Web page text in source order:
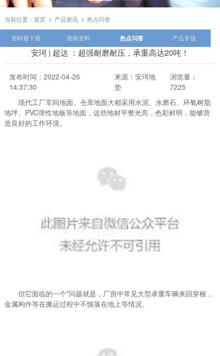
当前位置： 首页 产品资讯 热点问答
资料册下载 视频资料 热点问答 产品专题
安珂 | 超达 ：超强耐磨耐压，承重高达20吨！
发布时间：2022-04-26
14:37:30
来源：安珂地
垫
浏览量：
7225
现代工厂车间地面、仓库地面大都采用水泥、水磨石、环氧树脂
地坪、PVC弹性地板等地面，这些地材平整光亮，色彩鲜明，能够营
造良好的工作环境。
但它面临的一个*问题就是，厂房中常见大型承重车辆来回穿梭，
金属构件等在搬运过程中不慎落在地上等情况。